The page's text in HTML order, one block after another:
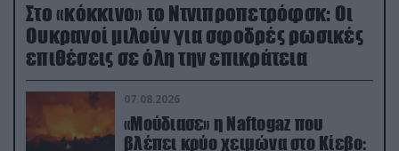
Στο «κόκκινο» το Ντνιπροπετρόφσκ: Οι
Ουκρανοί μιλούν για σφοδρές ρωσικές
επιθέσεις σε όλη την επικράτεια
07.08.2026
«Μούδιασε» η Naftogaz που
βλέπει κρύο χειμώνα στο Κίεβο: